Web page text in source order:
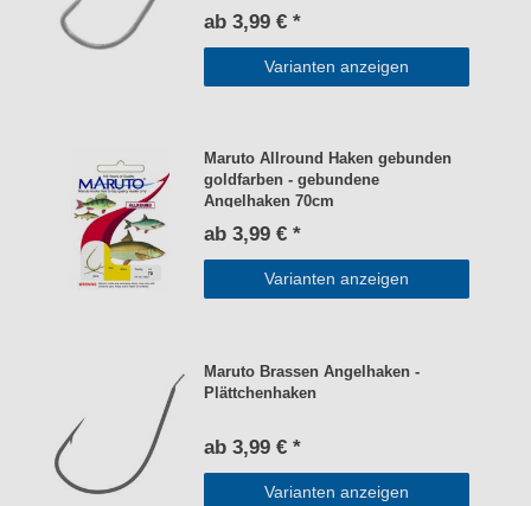
ab 3,99 € *
Varianten anzeigen
Maruto Allround Haken gebunden
goldfarben - gebundene
Angelhaken 70cm
ab 3,99 € *
Varianten anzeigen
Maruto Brassen Angelhaken -
Plättchenhaken
ab 3,99 € *
Varianten anzeigen